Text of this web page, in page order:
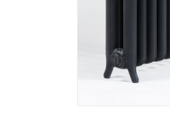
Výkon od: